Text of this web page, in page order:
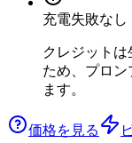
充電失敗なし
クレジット
ため、プロ
ます。
価格を見る